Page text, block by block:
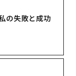
の失敗と成功